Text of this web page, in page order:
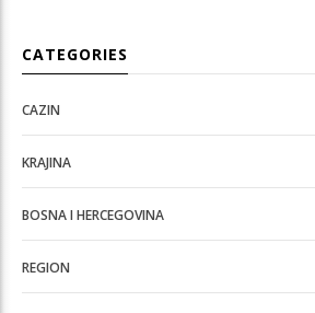
CATEGORIES
CAZIN
KRAJINA
BOSNA I HERCEGOVINA
REGION